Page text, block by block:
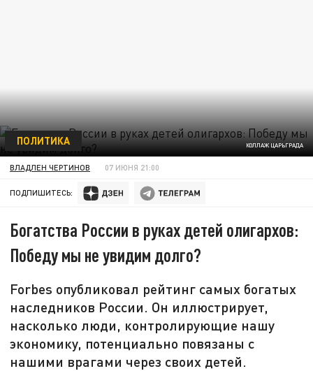
КОЛЛАЖ ЦАРЬГРАДА
ПОЛИТИКА
ВЛАДЛЕН ЧЕРТИНОВ 07 ИЮНЯ 21:00
ПОДПИШИТЕСЬ:
Богатства России в руках детей олигархов:
Победу мы не увидим долго?
Forbes опубликовал рейтинг самых богатых
наследников России. Он иллюстрирует,
насколько люди, контролирующие нашу
экономику, потенциально повязаны с
нашими врагами через своих детей.